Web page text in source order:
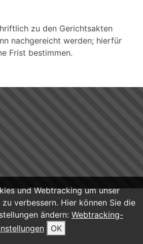
zu den Gerichtsakten
nachgereicht werden; hierfür
Frist bestimmen.
und Webtracking um unser
verbessern. Hier können Sie die
ändern: Webtracking-
OK